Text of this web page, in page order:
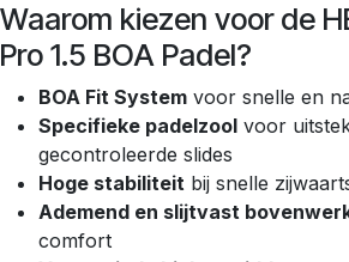
Waarom kiezen voor de
Pro 1.5 BOA Padel?
BOA Fit System voor snelle en
Specifieke padelzool voor
gecontroleerde slides
Hoge stabiliteit bij snelle
Ademend en slijtvast
comfort